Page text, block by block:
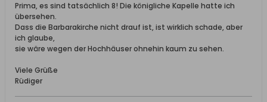
Prima, es sind tatsächlich 8! Die königliche Kapelle hatte ich
übersehen.
Dass die Barbarakirche nicht drauf ist, ist wirklich schade, aber
ich glaube,
sie wäre wegen der Hochhäuser ohnehin kaum zu sehen.
Viele Grüße
Rüdiger